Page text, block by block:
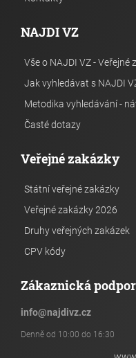
NAJDI VZ
Vše o NAJDI VZ - Veřejné
Jak vyhledávat s NAJDI
Metodika vyhledávání -
Časté dotazy
Veřejné zakázky
Státní veřejné zakázky
Veřejné zakázky 2026
Druhy veřejných zakázek
CPV kódy
Zákaznická
info@najdivz.cz
Denně od 10:00 do 16:30